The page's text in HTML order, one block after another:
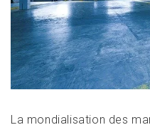
La mondialisation des